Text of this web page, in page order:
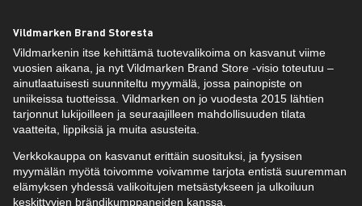
Vildmarken Brand Storesta
Vildmarkenin itse kehittämä tuotevalikoima on kasvanut viime
vuosien aikana, ja nyt Vildmarken Brand Store -visio toteutuu –
ainutlaatuisesti suunniteltu myymälä, jossa painopiste on
uniikeissa tuotteissa. Vildmarken on jo vuodesta 2015 lähtien
tarjonnut lukijoilleen ja seuraajilleen mahdollisuuden tilata
vaatteita, lippiksiä ja muita asusteita.
Verkkokauppa on kasvanut erittäin suosituksi, ja fyysisen
myymälän myötä toivomme voivamme tarjota entistä suuremman
elämyksen yhdessä valikoitujen metsästykseen ja ulkoiluun
keskittyvien brändikumppaneiden kanssa.